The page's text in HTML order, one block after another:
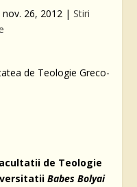
nov. 26, 2012| Stiri
de Teologie
Babes Bolyai